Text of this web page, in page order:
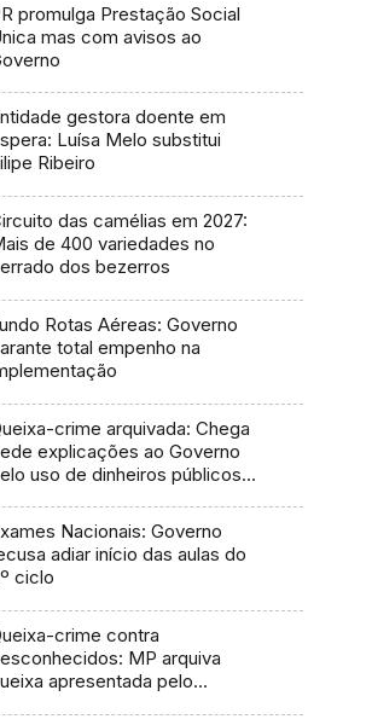
promulga Prestação Social
mas com avisos ao
gestora doente em
Luísa Melo substitui
Ribeiro
das camélias em 2027:
de 400 variedades no
dos bezerros
Rotas Aéreas: Governo
total empenho na
crime arquivada: Chega
explicações ao Governo
uso de dinheiros públicos
Nacionais: Governo
adiar início das aulas do
ciclo
crime contra
MP arquiva
apresentada pelo